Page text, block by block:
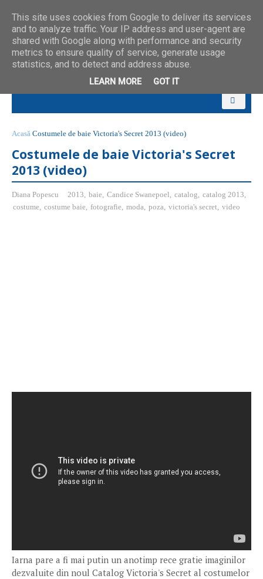
Acasă Costumele de baie Victoria's Secret 2013 (video)
Costumele de baie Victoria's Secret
2013 (video)
Diana Popescu 2013, baie, Candice Swanepoel, catalog, catalog 2013,
costume, costume baie, fotografie, moda, poza, victoria's secret, video
Iarna pare a fi mai putin un anotimp rece gratie imaginilor
dezvaluite din noul Catalog Victoria's Secret al costumelor
This site uses cookies from Google to deliver its services
and to analyze traffic. Your IP address and user-agent are
shared with Google along with performance and security
metrics to ensure quality of service, generate usage
statistics, and to detect and address abuse.
LEARN MORE GOT IT